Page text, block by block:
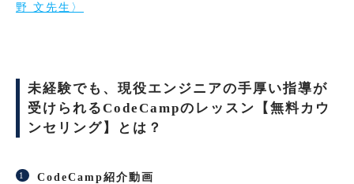
野 文先生〉
未経験でも、現役エンジニアの手厚い指導が
受けられるCodeCampのレッスン【無料カウ
ンセリング】とは？
CodeCamp紹介動画